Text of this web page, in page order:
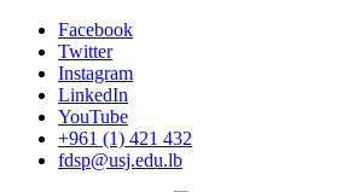
Facebook
Twitter
Instagram
LinkedIn
YouTube
+961 (1) 421 432
fdsp@usj.edu.lb